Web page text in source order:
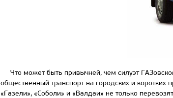
Что может быть привычней, чем силуэт
общественный транспорт на городских и
«Газели», «Соболи» и «Валдаи» не только